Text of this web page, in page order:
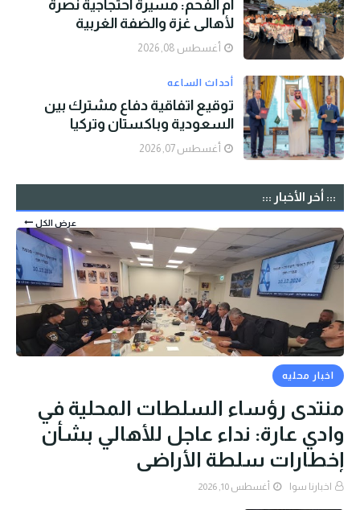
أم الفحم: مسيرة احتجاجية نصرةً
لأهالي غزة والضفة الغربية
أغسطس 08, 2026
أحداث الساعه
توقيع اتفاقية دفاع مشترك بين
السعودية وباكستان وتركيا
أغسطس 07, 2026
::: أخر الأخبار :::
عرض الكل
اخبار محليه
منتدى رؤساء السلطات المحلية في
وادي عارة: نداء عاجل للأهالي بشأن
إخطارات سلطة الأراضي
اخبارنا سوا أغسطس 10, 2026